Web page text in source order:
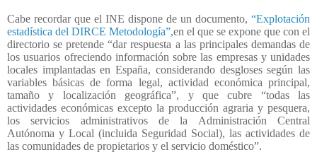
Cabe recordar que el INE dispone de un documento, “Explotación
estadística del DIRCE Metodología”,en el que se expone que con el
directorio se pretende “dar respuesta a las principales demandas de
los usuarios ofreciendo información sobre las empresas y unidades
locales implantadas en España, considerando desgloses según las
variables básicas de forma legal, actividad económica principal,
tamaño y localización geográfica”, y que cubre “todas las
actividades económicas excepto la producción agraria y pesquera,
los servicios administrativos de la Administración Central
Autónoma y Local (incluida Seguridad Social), las actividades de
las comunidades de propietarios y el servicio doméstico”.